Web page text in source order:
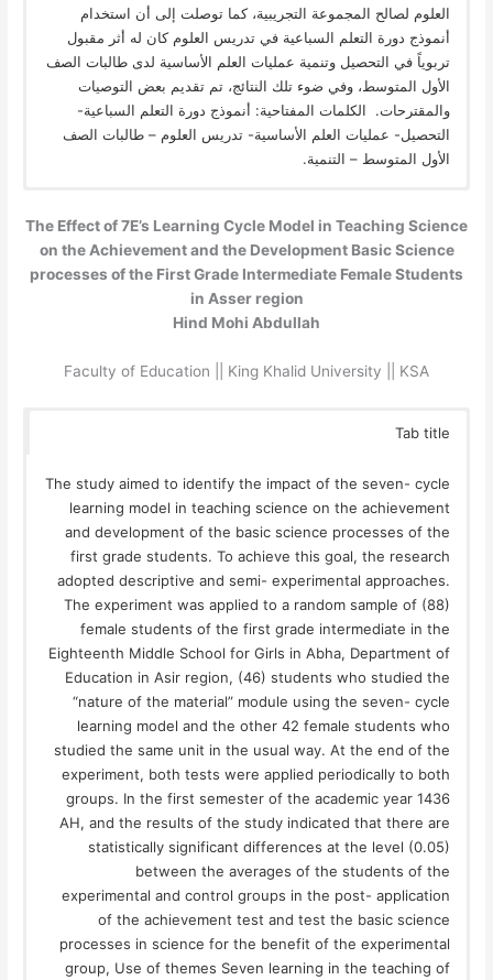
العلوم لصالح المجموعة التجريبية، كما توصلت إلى أن استخدام
أنموذج دورة التعلم السباعية في تدريس العلوم كان له أثر مقبول
تربوياً في التحصيل وتنمية عمليات العلم الأساسية لدى طالبات الصف
الأول المتوسط، وفي ضوء تلك النتائج، تم تقديم بعض التوصيات
والمقترحات. الكلمات المفتاحية: أنموذج دورة التعلم السباعية-
التحصيل- عمليات العلم الأساسية- تدريس العلوم – طالبات الصف
الأول المتوسط – التنمية.
The Effect of 7E’s Learning Cycle Model in Teaching Science
on the Achievement and the Development Basic Science
processes of the First Grade Intermediate Female Students
in Asser region
Hind Mohi Abdullah
Faculty of Education || King Khalid University || KSA
Tab title
The study aimed to identify the impact of the seven- cycle
learning model in teaching science on the achievement
and development of the basic science processes of the
first grade students. To achieve this goal, the research
adopted descriptive and semi- experimental approaches.
The experiment was applied to a random sample of (88)
female students of the first grade intermediate in the
Eighteenth Middle School for Girls in Abha, Department of
Education in Asir region, (46) students who studied the
“nature of the material” module using the seven- cycle
learning model and the other 42 female students who
studied the same unit in the usual way. At the end of the
experiment, both tests were applied periodically to both
groups. In the first semester of the academic year 1436
AH, and the results of the study indicated that there are
statistically significant differences at the level (0.05)
between the averages of the students of the
experimental and control groups in the post- application
of the achievement test and test the basic science
processes in science for the benefit of the experimental
group, Use of themes Seven learning in the teaching of